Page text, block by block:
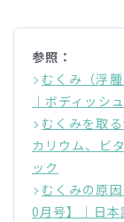
参照：
むくみ（浮
｜ボディッシュ
むくみを取
カリウム、ビ
ック
むくみの原
0月号】｜日本